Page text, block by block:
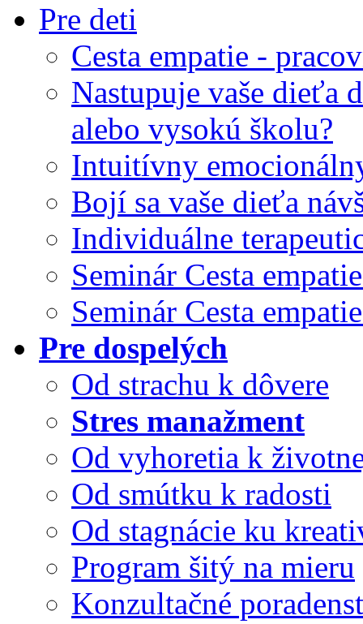
Pre deti
Cesta empatie -
Nastupuje vaše dieťa
alebo vysokú školu?
Intuitívny
Bojí sa vaše dieťa
Individuálne
Seminár Cesta
Seminár Cesta
Pre dospelých
Od strachu k dôvere
Stres manažment
Od vyhoretia k
Od smútku k radosti
Od stagnácie ku
Program šitý na mieru
Konzultačné